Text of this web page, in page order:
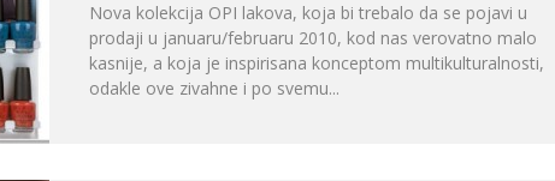
Nova kolekcija OPI lakova, koja bi trebalo da se pojavi u
prodaji u januaru/februaru 2010, kod nas verovatno malo
kasnije, a koja je inspirisana konceptom multikulturalnosti,
odakle ove zivahne i po svemu...